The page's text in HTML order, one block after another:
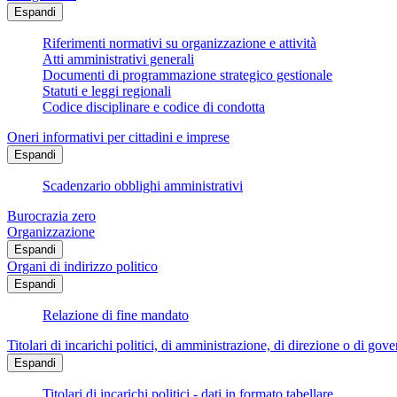
Espandi
Riferimenti normativi su organizzazione e attività
Atti amministrativi generali
Documenti di programmazione strategico gestionale
Statuti e leggi regionali
Codice disciplinare e codice di condotta
Oneri informativi per cittadini e imprese
Espandi
Scadenzario obblighi amministrativi
Burocrazia zero
Organizzazione
Espandi
Organi di indirizzo politico
Espandi
Relazione di fine mandato
Titolari di incarichi politici, di amministrazione, di direzione o di
Espandi
Titolari di incarichi politici - dati in formato tabellare